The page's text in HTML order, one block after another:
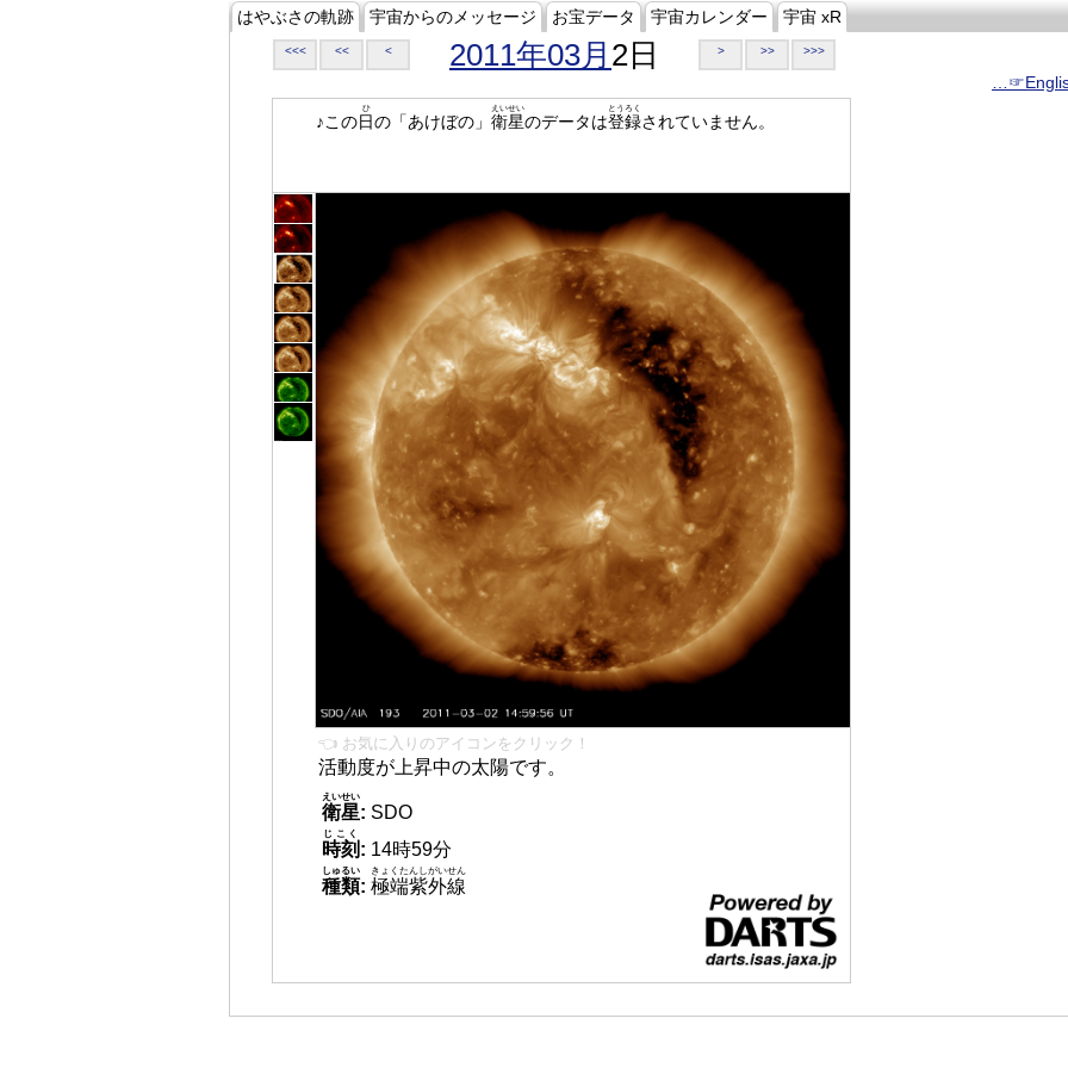
はやぶさの軌跡 宇宙からのメッセージ お宝データ 宇宙カレンダー 宇宙 xR
<<< << < 2011年03月 2日 > >> >>>
♪この日
ひ
の「あけぼの」 衛星
えいせい
のデータは登録
とうろく
されていません。
👈 お気に入りのアイコンをクリック！
活動度が上昇中の太陽です。
衛星
えいせい
: SDO
時刻
じこく
: 14時59分
種類
しゅるい
: 極端紫外線
きょくたんしがいせん